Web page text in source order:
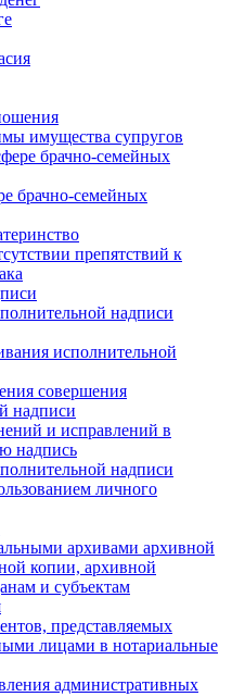
имущества супругов
брачно-семейных
брачно-семейных
препятствий к
надписи
исполнительной
совершения
надписи
и исправлений в
надпись
надписи
личного
архивами архивной
копии, архивной
и субъектам
представляемых
лицами в нотариальные
административных